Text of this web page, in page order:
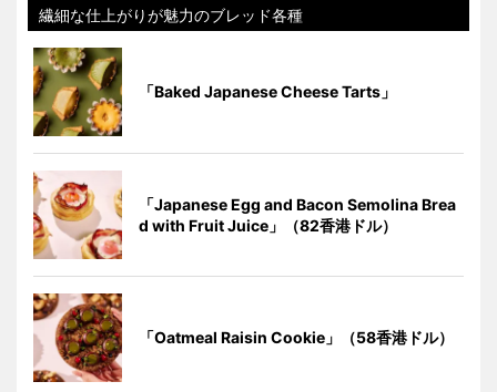
繊細な仕上がりが魅力のブレッド各種
「Baked Japanese Cheese Tarts」
「Japanese Egg and Bacon Semolina Brea
d with Fruit Juice」（82香港ドル）
「Oatmeal Raisin Cookie」（58香港ドル）